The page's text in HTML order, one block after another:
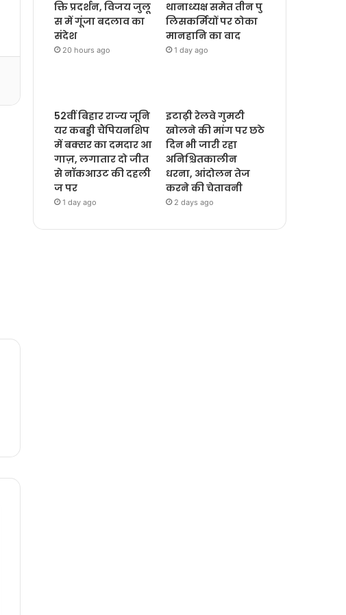
क्ति प्रदर्शन, विजय जुलू
स में गूंजा बदलाव का
संदेश
20 hours ago
थानाध्यक्ष समेत तीन पु
लिसकर्मियों पर ठोका
मानहानि का वाद
1 day ago
52वीं बिहार राज्य जूनि
यर कबड्डी चैंपियनशिप
में बक्सर का दमदार आ
गाज़, लगातार दो जीत
से नॉकआउट की दहली
ज पर
1 day ago
इटाढ़ी रेलवे गुमटी
खोलने की मांग पर छठे
दिन भी जारी रहा
अनिश्चितकालीन
धरना, आंदोलन तेज
करने की चेतावनी
2 days ago